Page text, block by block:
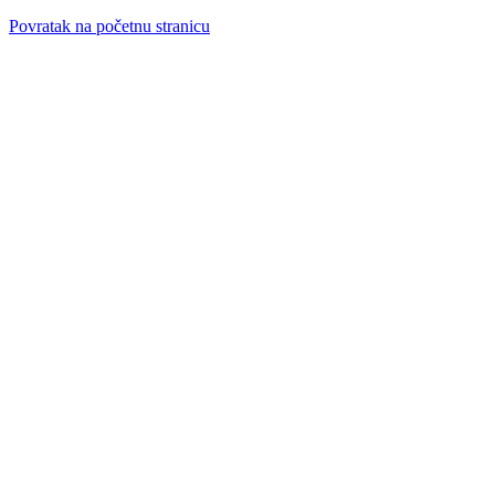
Povratak na početnu stranicu